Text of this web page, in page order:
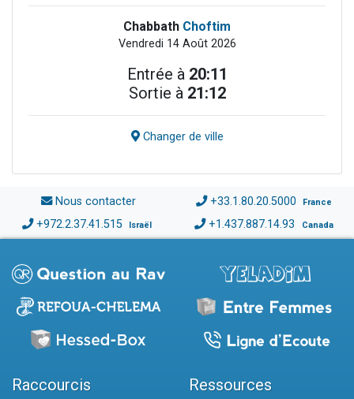
Chabbath Choftim
Vendredi 14 Août 2026
Entrée à 20:11
Sortie à 21:12
Changer de ville
Nous contacter +33.1.80.20.5000 France
+972.2.37.41.515 Israël +1.437.887.14.93 Canada
Raccourcis Ressources